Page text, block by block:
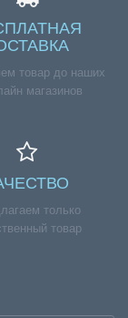
товар до наших
магазинов
только
товар